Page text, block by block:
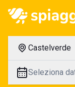
Castelverde
Seleziona